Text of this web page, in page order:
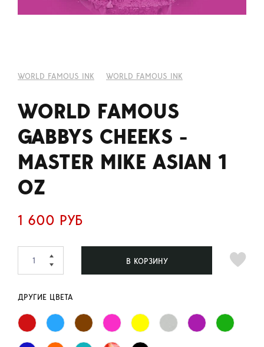
WORLD FAMOUS INK WORLD FAMOUS INK
WORLD FAMOUS
GABBYS CHEEKS -
MASTER MIKE ASIAN 1
OZ
1 600 РУБ
В КОРЗИНУ
ДРУГИЕ ЦВЕТА